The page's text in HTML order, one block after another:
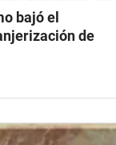
bajó el
de